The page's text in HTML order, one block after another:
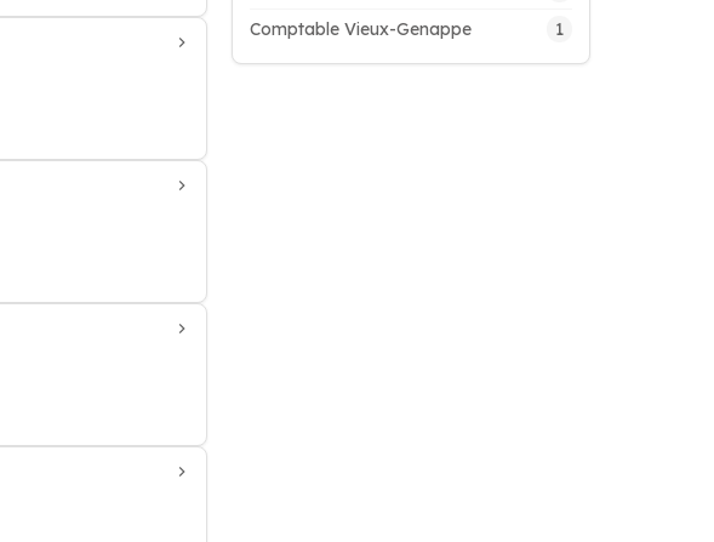
Comptable Vieux-Genappe 1